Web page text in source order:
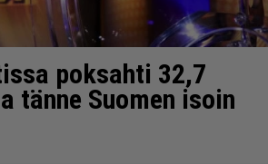
poksahti 32,7
tänne Suomen isoin